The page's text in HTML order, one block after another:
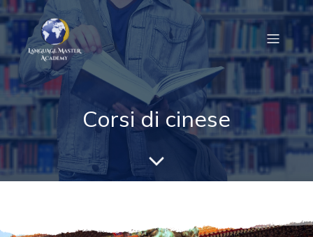
Corsi di cinese